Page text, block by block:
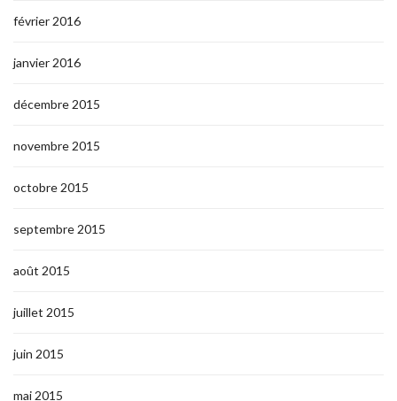
février 2016
janvier 2016
décembre 2015
novembre 2015
octobre 2015
septembre 2015
août 2015
juillet 2015
juin 2015
mai 2015